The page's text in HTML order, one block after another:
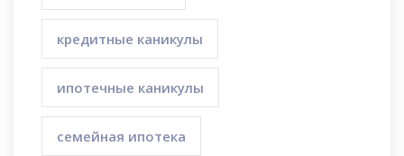
кредитные каникулы
ипотечные каникулы
семейная ипотека